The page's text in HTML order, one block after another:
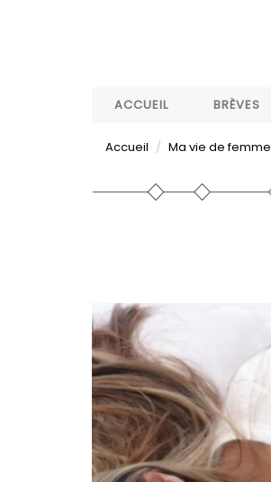
ACCUEIL
BRÈVES
Accueil Ma vie de femme